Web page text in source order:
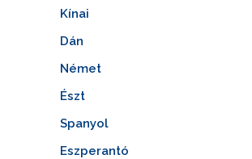
Kínai
Dán
Német
Észt
Spanyol
Eszperantó